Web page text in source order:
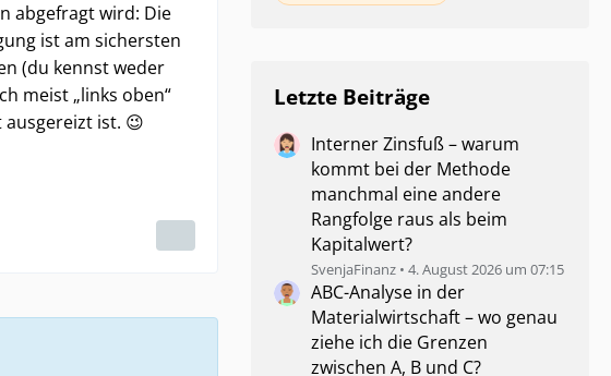
abgefragt wird: Die
ist am sichersten
(du kennst weder
meist „links oben“
ist. 😉
Letzte Beiträge
Interner Zinsfuß – warum
kommt bei der Methode
manchmal eine andere
Rangfolge raus als beim
Kapitalwert?
SvenjaFinanz 4. August 2026 um 07:15
ABC-Analyse in der
Materialwirtschaft – wo genau
ziehe ich die Grenzen
zwischen A, B und C?